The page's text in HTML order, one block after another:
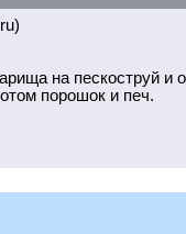
на пескоструй и
порошок и печ.